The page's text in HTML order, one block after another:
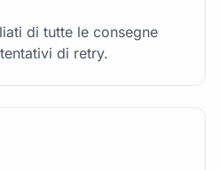
di tutte le consegne
di retry.